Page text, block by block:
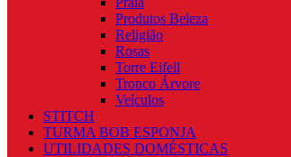
Produtos Beleza
Religião
Rosas
Torre Eifell
Tronco Árvore
Veículos
STITCH
TURMA BOB ESPONJA
UTILIDADES DOMÉSTICAS